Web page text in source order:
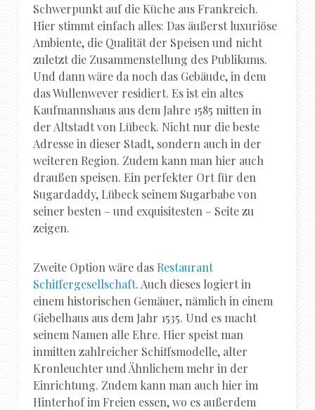
Schwerpunkt auf die Küche aus Frankreich.
Hier stimmt einfach alles: Das äußerst luxuriöse
Ambiente, die Qualität der Speisen und nicht
zuletzt die Zusammenstellung des Publikums.
Und dann wäre da noch das Gebäude, in dem
das Wullenwever residiert. Es ist ein altes
Kaufmannshaus aus dem Jahre 1585 mitten in
der Altstadt von Lübeck. Nicht nur die beste
Adresse in dieser Stadt, sondern auch in der
weiteren Region. Zudem kann man hier auch
draußen speisen. Ein perfekter Ort für den
Sugardaddy, Lübeck seinem Sugarbabe von
seiner besten – und exquisitesten – Seite zu
zeigen.
Zweite Option wäre das Restaurant
Schiffergesellschaft. Auch dieses logiert in
einem historischen Gemäuer, nämlich in einem
Giebelhaus aus dem Jahr 1535. Und es macht
seinem Namen alle Ehre. Hier speist man
inmitten zahlreicher Schiffsmodelle, alter
Kronleuchter und Ähnlichem mehr in der
Einrichtung. Zudem kann man auch hier im
Hinterhof im Freien essen, wo es außerdem